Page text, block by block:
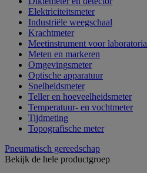
Elektriciteitsmeter
Industriële weegschaal
Krachtmeter
Meetinstrument voor laboratoria
Meten en markeren
Omgevingsmeter
Optische apparatuur
Snelheidsmeter
Teller en hoeveelheidsmeter
Temperatuur- en vochtmeter
Tijdmeting
Topografische meter
Pneumatisch gereedschap
Bekijk de hele productgroep